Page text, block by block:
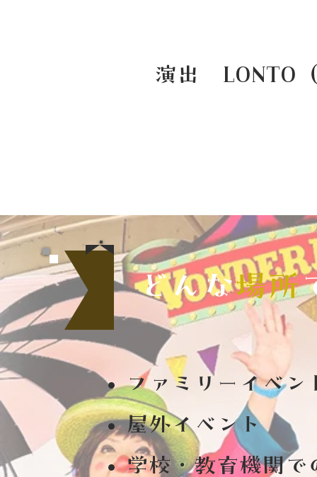
演出 LONTO（
どんな場所
ファミリーイベン
屋外イベント
学校・教育機関で